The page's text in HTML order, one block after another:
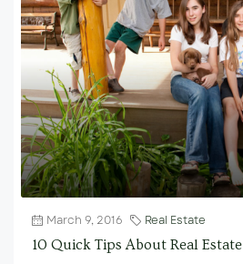
March 9, 2016
Real Estate
10 Quick Tips About Real Estate